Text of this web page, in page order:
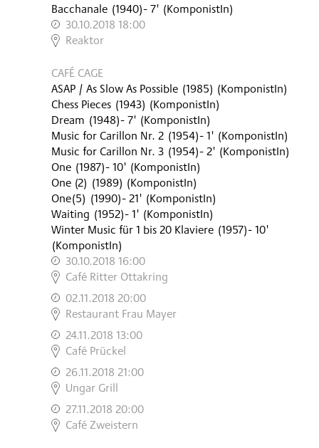
Bacchanale (1940)- 7' (KomponistIn)
30.10.2018 18:00
,
Reaktor
CAFÉ CAGE
ASAP / As Slow As Possible (1985) (KomponistIn)
Chess Pieces (1943) (KomponistIn)
Dream (1948)- 7' (KomponistIn)
Music for Carillon Nr. 2 (1954)- 1' (KomponistIn)
Music for Carillon Nr. 3 (1954)- 2' (KomponistIn)
One (1987)- 10' (KomponistIn)
One (2) (1989) (KomponistIn)
One(5) (1990)- 21' (KomponistIn)
Waiting (1952)- 1' (KomponistIn)
Winter Music für 1 bis 20 Klaviere (1957)- 10'
(KomponistIn)
30.10.2018 16:00
,
Café Ritter Ottakring
02.11.2018 20:00
,
Restaurant Frau Mayer
24.11.2018 13:00
,
Café Prückel
26.11.2018 21:00
,
Ungar Grill
27.11.2018 20:00
,
Café Zweistern